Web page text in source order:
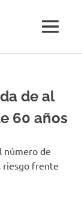
MENÚ
de al
60 años
número de
riesgo frente